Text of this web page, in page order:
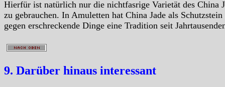
Hierfür ist natürlich nur die nichtfasrige Varietät des China
zu gebrauchen. In Amuletten hat China Jade als Schutzstein
gegen erschreckende Dinge eine Tradition seit
9. Darüber hinaus interessant